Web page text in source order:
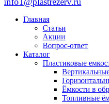
Главная
Статьи
Акции
Вопрос-ответ
Каталог
Пластиковые
Ёмкости в
Топливные